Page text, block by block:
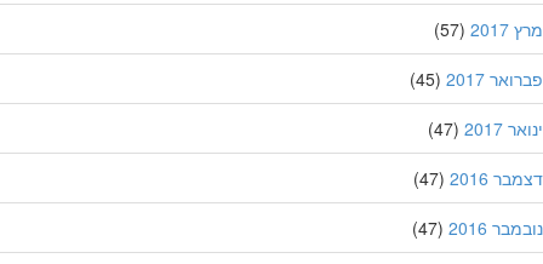
(57)
2017
(45)
2017
(47)
2016
(47)
2016
(47)